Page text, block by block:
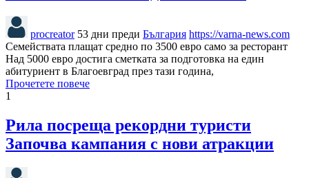
procreator 53 дни преди България https://varna-news.com
Семействата плащат средно по 3500 евро само за ресторант
Над 5000 евро достига сметката за подготовка на един
абитуриент в Благоевград през тази година,
Прочетете повече
1
Рила посреща рекордни туристи
Започва кампания с нови атракции